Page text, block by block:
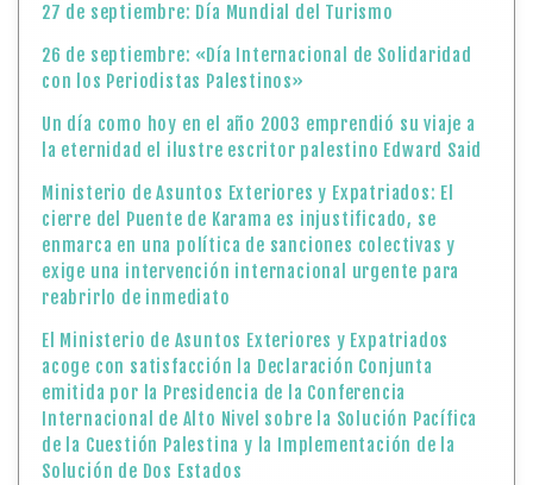
27 de septiembre: Día Mundial del Turismo
26 de septiembre: «Día Internacional de Solidaridad
con los Periodistas Palestinos»
Un día como hoy en el año 2003 emprendió su viaje a
la eternidad el ilustre escritor palestino Edward Said
Ministerio de Asuntos Exteriores y Expatriados: El
cierre del Puente de Karama es injustificado, se
enmarca en una política de sanciones colectivas y
exige una intervención internacional urgente para
reabrirlo de inmediato
El Ministerio de Asuntos Exteriores y Expatriados
acoge con satisfacción la Declaración Conjunta
emitida por la Presidencia de la Conferencia
Internacional de Alto Nivel sobre la Solución Pacífica
de la Cuestión Palestina y la Implementación de la
Solución de Dos Estados